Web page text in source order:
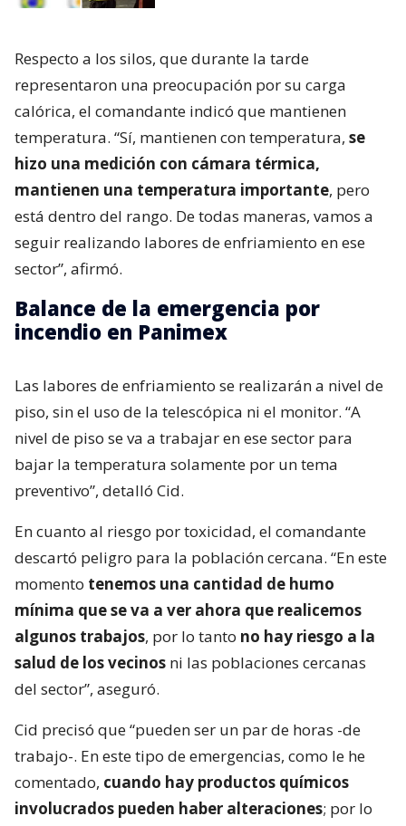
Respecto a los silos, que durante la tarde
representaron una preocupación por su carga
calórica, el comandante indicó que mantienen
temperatura. “Sí, mantienen con temperatura, se
hizo una medición con cámara térmica,
mantienen una temperatura importante, pero
está dentro del rango. De todas maneras, vamos a
seguir realizando labores de enfriamiento en ese
sector”, afirmó.
Balance de la emergencia por
incendio en Panimex
Las labores de enfriamiento se realizarán a nivel de
piso, sin el uso de la telescópica ni el monitor. “A
nivel de piso se va a trabajar en ese sector para
bajar la temperatura solamente por un tema
preventivo”, detalló Cid.
En cuanto al riesgo por toxicidad, el comandante
descartó peligro para la población cercana. “En este
momento tenemos una cantidad de humo
mínima que se va a ver ahora que realicemos
algunos trabajos, por lo tanto no hay riesgo a la
salud de los vecinos ni las poblaciones cercanas
del sector”, aseguró.
Cid precisó que “pueden ser un par de horas -de
trabajo-. En este tipo de emergencias, como le he
comentado, cuando hay productos químicos
involucrados pueden haber alteraciones; por lo